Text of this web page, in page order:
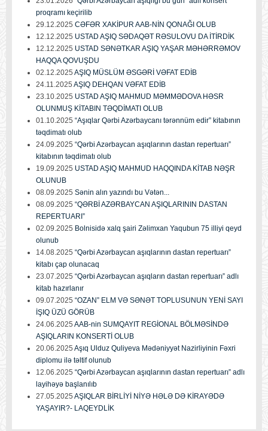
proqramı keçirilib
29.12.2025 CƏFƏR XAKİPUR AAB-NİN QONAĞI OLUB
12.12.2025 USTAD AŞIQ SƏDAQƏT RƏSULOVU DA İTİRDİK
12.12.2025 USTAD SƏNƏTKAR AŞIQ YAŞAR MƏHƏRRƏMOV
HAQQA QOVUŞDU
02.12.2025 AŞIQ MÜSLÜM ƏSGƏRİ VƏFAT EDİB
24.11.2025 AŞIQ DEHQAN VƏFAT EDİB
23.10.2025 USTAD AŞIQ MAHMUD MƏMMƏDOVA HƏSR
OLUNMUŞ KİTABIN TƏQDİMATI OLUB
01.10.2025 “Aşıqlar Qərbi Azərbaycanı tərənnüm edir” kitabının
təqdimatı olub
24.09.2025 “Qərbi Azərbaycan aşıqlarının dastan repertuarı”
kitabının təqdimatı olub
19.09.2025 USTAD AŞIQ MAHMUD HAQQINDA KİTAB NƏŞR
OLUNUB
08.09.2025 Sənin alın yazındı bu Vətən...
08.09.2025 “QƏRBİ AZƏRBAYCAN AŞIQLARININ DASTAN
REPERTUARI”
02.09.2025 Bolnisidə xalq şairi Zəlimxan Yaqubun 75 illiyi qeyd
olunub
14.08.2025 “Qərbi Azərbaycan aşıqlarının dastan repertuarı”
kitabı çap olunacaq
23.07.2025 “Qərbi Azərbaycan aşıqların dastan repertuarı” adlı
kitab hazırlanır
09.07.2025 “OZAN” ELM VƏ SƏNƏT TOPLUSUNUN YENİ SAYI
İŞIQ ÜZÜ GÖRÜB
24.06.2025 AAB-nin SUMQAYIT REGİONAL BÖLMƏSİNDƏ
AŞIQLARIN KONSERTİ OLUB
20.06.2025 Aşıq Ulduz Quliyeva Mədəniyyət Nazirliyinin Fəxri
diplomu ilə təltif olunub
12.06.2025 “Qərbi Azərbaycan aşıqlarının dastan repertuarı” adlı
layihəyə başlanılıb
27.05.2025 AŞIQLAR BİRLİYİ NİYƏ HƏLƏ DƏ KİRAYƏDƏ
YAŞAYIR?- LAQEYDLİK